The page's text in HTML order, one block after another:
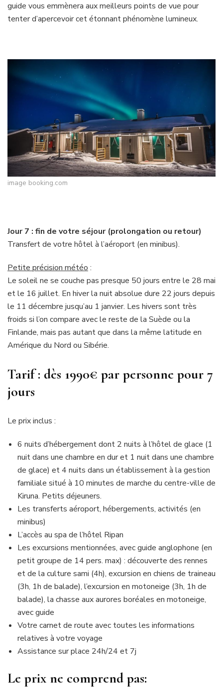
guide vous emmènera aux meilleurs points de vue pour
tenter d’apercevoir cet étonnant phénomène lumineux.
image booking.com
Jour 7 : fin de votre séjour (prolongation ou retour)
Transfert de votre hôtel à l’aéroport (en minibus).
Petite précision météo :
Le soleil ne se couche pas presque 50 jours entre le 28 mai
et le 16 juillet. En hiver la nuit absolue dure 22 jours depuis
le 11 décembre jusqu’au 1 janvier. Les hivers sont très
froids si l’on compare avec le reste de la Suède ou la
Finlande, mais pas autant que dans la même latitude en
Amérique du Nord ou Sibérie.
Tarif : dès 1990€par personne pour 7
jours
Le prix inclus :
6 nuits d’hébergement dont 2 nuits à l’hôtel de glace (1
nuit dans une chambre en dur et 1 nuit dans une chambre
de glace) et 4 nuits dans un établissement à la gestion
familiale situé à 10 minutes de marche du centre-ville de
Kiruna. Petits déjeuners.
Les transferts aéroport, hébergements, activités (en
minibus)
L’accès au spa de l’hôtel Ripan
Les excursions mentionnées, avec guide anglophone (en
petit groupe de 14 pers. max) : découverte des rennes
et de la culture sami (4h), excursion en chiens de traineau
(3h, 1h de balade), l’excursion en motoneige (3h, 1h de
balade), la chasse aux aurores boréales en motoneige,
avec guide
Votre carnet de route avec toutes les informations
relatives à votre voyage
Assistance sur place 24h/24 et 7j
Le prix ne comprend pas: